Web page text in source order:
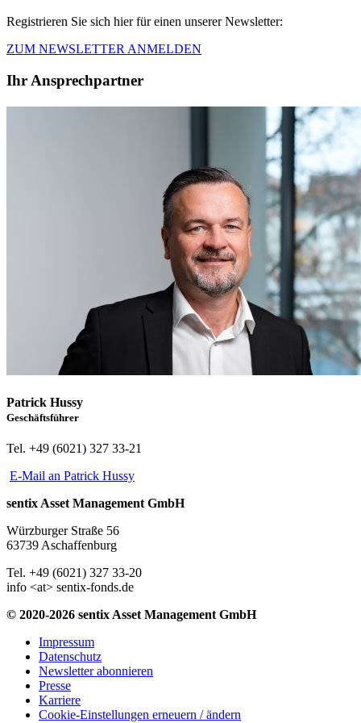
Registrieren Sie sich hier für einen unserer Newsletter:
ZUM NEWSLETTER ANMELDEN
Ihr Ansprechpartner
Patrick Hussy
Geschäftsführer
Tel. +49 (6021) 327 33-21
E-Mail an Patrick Hussy
sentix Asset Management GmbH
Würzburger Straße 56
63739 Aschaffenburg
Tel. +49 (6021) 327 33-20
info <at> sentix-fonds.de
© 2020-2026 sentix Asset Management GmbH
Impressum
Datenschutz
Newsletter abonnieren
Presse
Karriere
Cookie-Einstellungen erneuern / ändern